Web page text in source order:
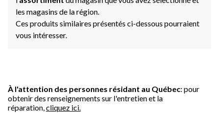
les magasins de la région.
Ces produits similaires présentés ci-dessous pourraient
vous intéresser.
À l'attention des personnes résidant au Québec: pour
obtenir des renseignements sur l'entretien et la
réparation, cliquez ici.